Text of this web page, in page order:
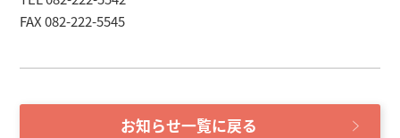
FAX 082-222-5545
お知らせ一覧に戻る